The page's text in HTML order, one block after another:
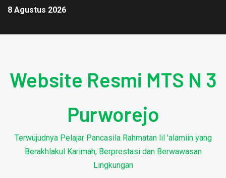
8 Agustus 2026
Website Resmi MTS N 3
Purworejo
Terwujudnya Pelajar Pancasila Rahmatan lil 'alamiin yang
Berakhlakul Karimah, Berprestasi dan Berwawasan
Lingkungan